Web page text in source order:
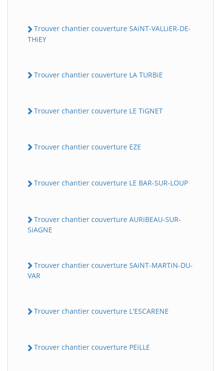
Trouver chantier couverture SAiNT-VALLiER-DE-
THiEY
Trouver chantier couverture LA TURBiE
Trouver chantier couverture LE TiGNET
Trouver chantier couverture EZE
Trouver chantier couverture LE BAR-SUR-LOUP
Trouver chantier couverture AURiBEAU-SUR-
SiAGNE
Trouver chantier couverture SAiNT-MARTiN-DU-
VAR
Trouver chantier couverture L'ESCARENE
Trouver chantier couverture PEiLLE